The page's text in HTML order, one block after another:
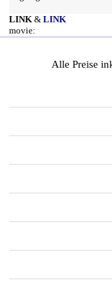
LINK & LINK
movie:
Alle Preise